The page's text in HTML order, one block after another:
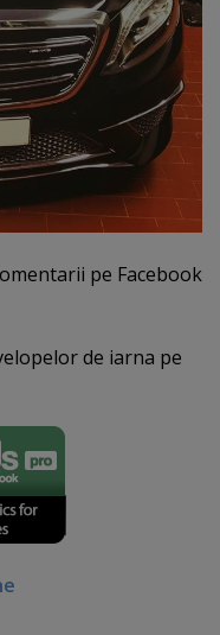
pe Facebook
de iarna pe